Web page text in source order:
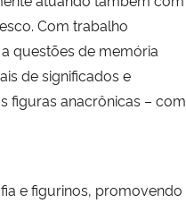
Com trabalho
questões de memória
de significados e
figuras anacrônicas – com
e figurinos, promovendo